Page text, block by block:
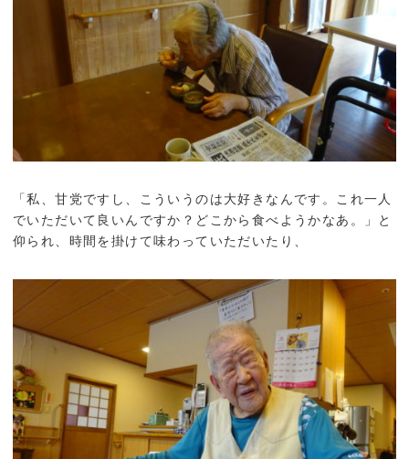
「私、甘党ですし、こういうのは大好きなんです。これ一人
でいただいて良いんですか？どこから食べようかなあ。」と
仰られ、時間を掛けて味わっていただいたり、